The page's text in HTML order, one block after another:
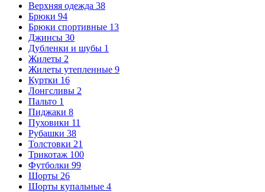
Верхняя одежда 38
Брюки 94
Брюки спортивные 13
Джинсы 30
Дубленки и шубы 1
Жилеты 2
Жилеты утепленные 9
Куртки 16
Лонгсливы 2
Пальто 1
Пиджаки 8
Пуховики 11
Рубашки 38
Толстовки 21
Трикотаж 100
Футболки 99
Шорты 26
Шорты купальные 4